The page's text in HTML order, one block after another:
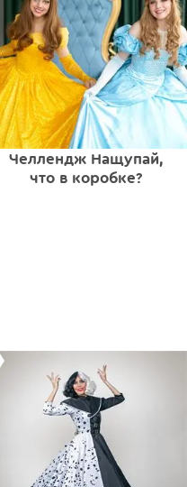
Челлендж Нащупай,
что в коробке?